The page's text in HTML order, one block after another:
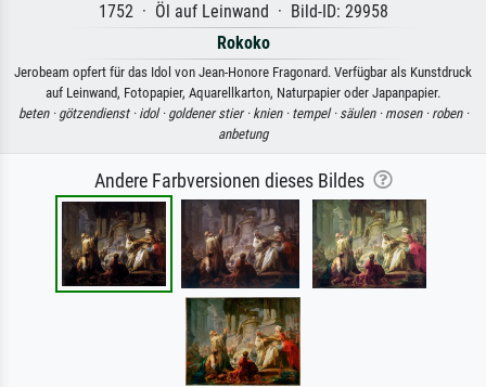
1752 · Öl auf Leinwand · Bild-ID: 29958
Rokoko
Jerobeam opfert für das Idol von Jean-Honore Fragonard. Verfügbar als Kunstdruck
auf Leinwand, Fotopapier, Aquarellkarton, Naturpapier oder Japanpapier.
beten · götzendienst · idol · goldener stier · knien · tempel · säulen · mosen · roben ·
anbetung
Andere Farbversionen dieses Bildes